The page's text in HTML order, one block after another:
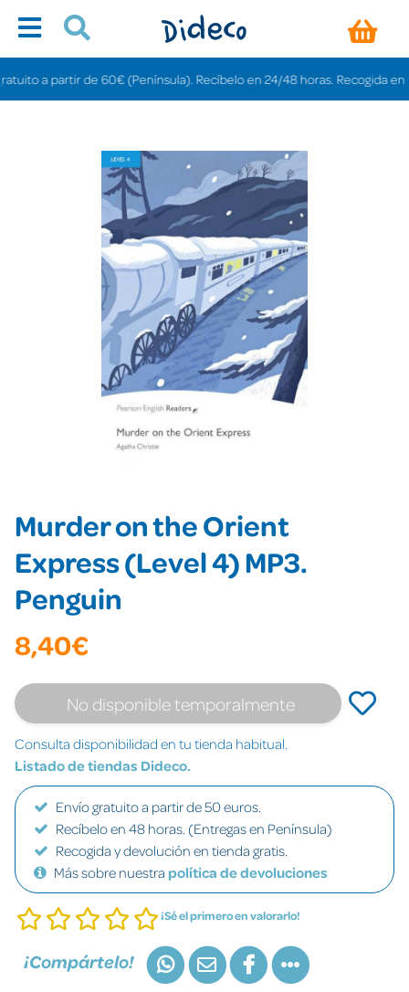
a partir de 60€ (Península). Recíbelo en 24/48 horas. Recogida en
Murder on the Orient
Express (Level 4) MP3.
Penguin
8,40€
No disponible temporalmente
Consulta disponibilidad en tu tienda habitual.
Listado de tiendas Dideco.
Envío gratuito a partir de 50 euros.
Recíbelo en 48 horas. (Entregas en Península)
Recogida y devolución en tienda gratis.
Más sobre nuestra política de devoluciones
¡Sé el primero en valorarlo!
¡Compártelo!